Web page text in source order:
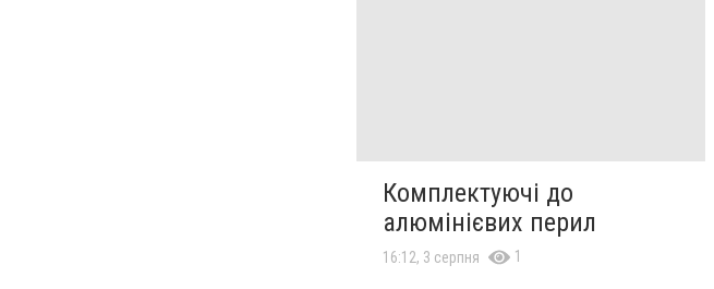
Комплектуючі до
алюмінієвих перил
16:12, 3 серпня 1